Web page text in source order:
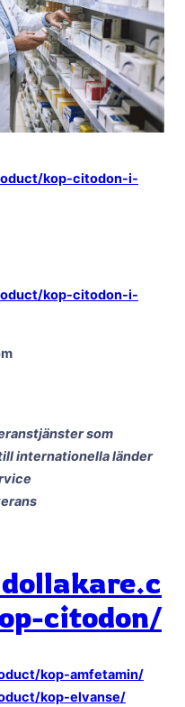
kop-citodon-i-
kop-citodon-i-
som
internationella länder
citodon/
kop-amfetamin/
kop-elvanse/